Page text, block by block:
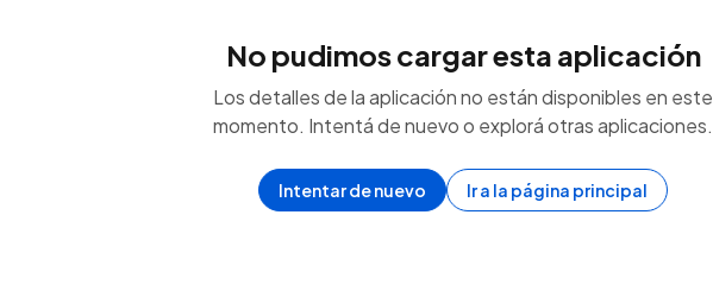
No pudimos cargar esta aplicación
Los detalles de la aplicación no están disponibles en este
momento. Intentá de nuevo o explorá otras aplicaciones.
Intentar de nuevo Ir a la página principal